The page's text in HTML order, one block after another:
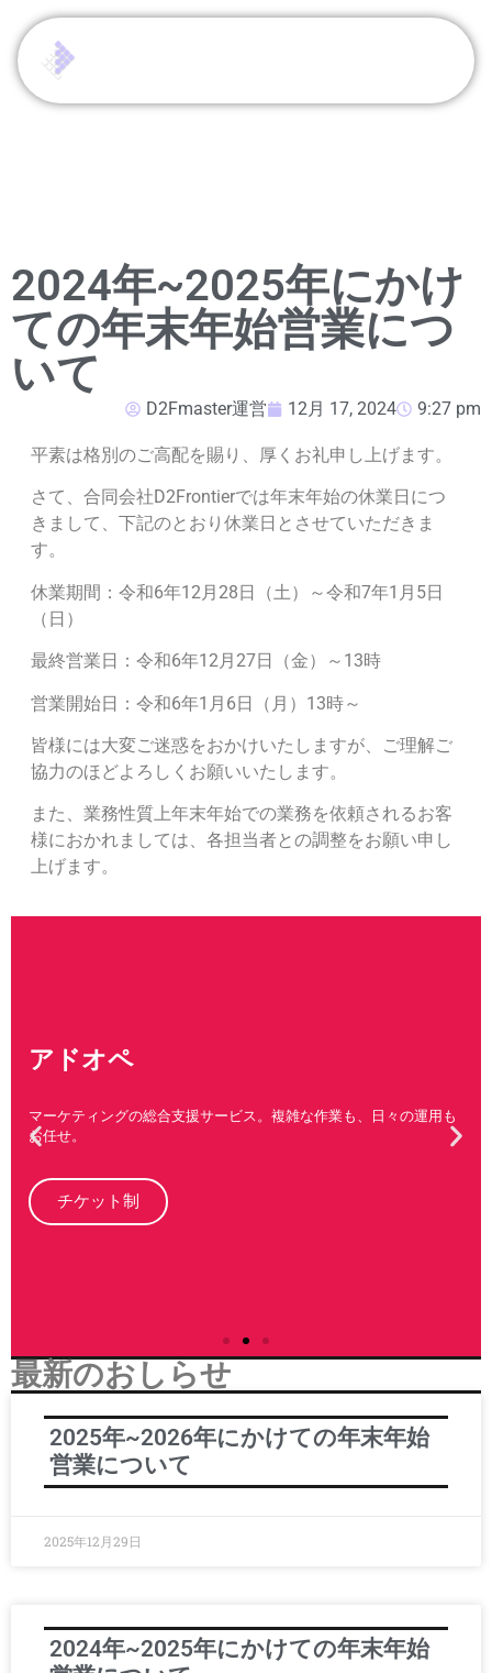
2024年~2025年にかけ
ての年末年始営業につ
いて
D2Fmaster運営 12月 17, 2024 9:27 pm
平素は格別のご高配を賜り、厚くお礼申し上げます。
さて、合同会社D2Frontierでは年末年始の休業日につ
きまして、下記のとおり休業日とさせていただきま
す。
休業期間：令和6年12月28日（土）～令和7年1月5日
（日）
最終営業日：令和6年12月27日（金）～13時
営業開始日：令和6年1月6日（月）13時～
皆様には大変ご迷惑をおかけいたしますが、ご理解ご
協力のほどよろしくお願いいたします。
また、業務性質上年末年始での業務を依頼されるお客
様におかれましては、各担当者との調整をお願い申し
上げます。
アドオペ
マーケティングの総合支援サービス。複雑な作業も、日々の運用も
お任せ。
チケット制
最新のおしらせ
2025年~2026年にかけての年末年始
営業について
2025年12月29日
2024年~2025年にかけての年末年始